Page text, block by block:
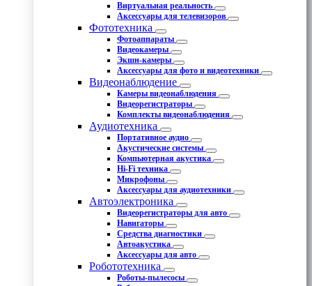
Виртуальная реальность
Аксессуары для телевизоров
Фототехника
Фотоаппараты
Видеокамеры
Экшн-камеры
Аксессуары для фото и видеотехники
Видеонаблюдение
Камеры видеонаблюдения
Видеорегистраторы
Комплекты видеонаблюдения
Аудиотехника
Портативное аудио
Акустические системы
Компьютерная акустика
Hi-Fi техника
Микрофоны
Аксессуары для аудиотехники
Автоэлектроника
Видеорегистраторы для авто
Навигаторы
Средства диагностики
Автоакустика
Аксессуары для авто
Робототехника
Роботы-пылесосы